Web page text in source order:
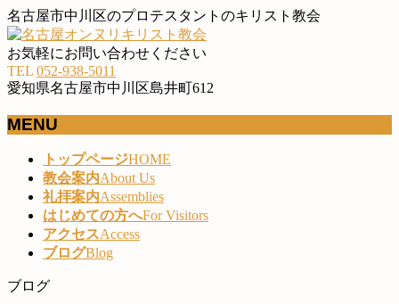
名古屋市中川区のプロテスタントのキリスト教会
お気軽にお問い合わせください
TEL 052-938-5011
愛知県名古屋市中川区島井町612
MENU
す
トップページHOME
教会案内About Us
礼拝案内Assemblies
はじめての方へFor Visitors
アクセスAccess
ブログBlog
ブログ